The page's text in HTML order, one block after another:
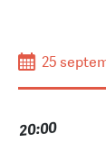
25
20:00